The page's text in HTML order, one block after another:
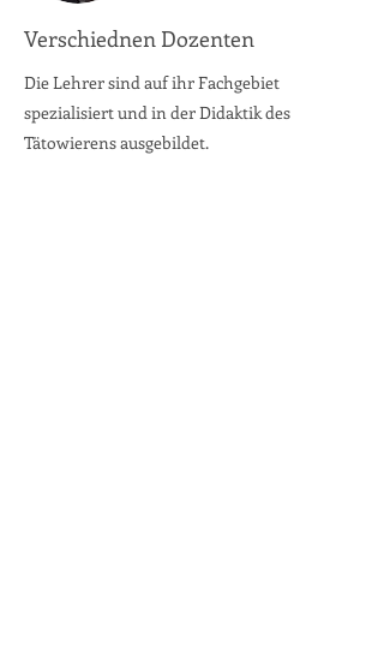
Verschiednen Dozenten
Die Lehrer sind auf ihr Fachgebiet
spezialisiert und in der Didaktik des
Tätowierens ausgebildet.